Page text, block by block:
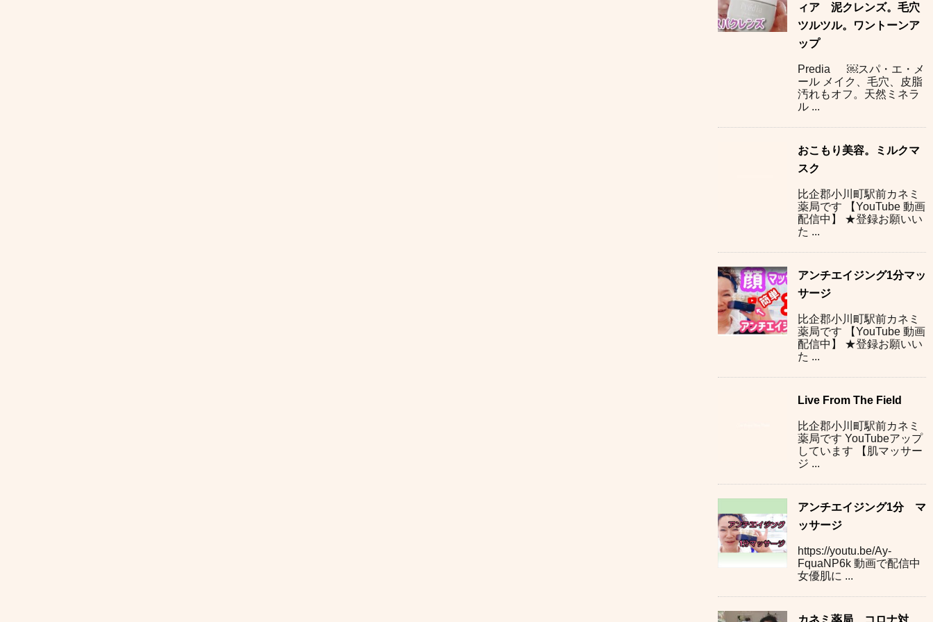
ィア 泥クレンズ。毛穴
ツルツル。ワントーンア
ップ
Predia ￼スパ・エ・メ
ール メイク、毛穴、皮脂
汚れもオフ。天然ミネラ
ル ...
おこもり美容。ミルクマ
スク
比企郡小川町駅前カネミ
薬局です 【YouTube 動画
配信中】 ★登録お願いい
た ...
アンチエイジング1分マッ
サージ
比企郡小川町駅前カネミ
薬局です 【YouTube 動画
配信中】 ★登録お願いい
た ...
Live From The Field
比企郡小川町駅前カネミ
薬局です YouTubeアップ
しています 【肌マッサー
ジ ...
アンチエイジング1分 マ
ッサージ
https://youtu.be/Ay-
FquaNP6k 動画で配信中
女優肌に ...
カネミ薬局 コロナ対